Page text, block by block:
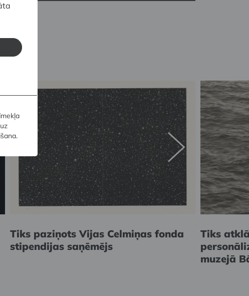
Tiks paziņots Vijas Celmiņas fonda
stipendijas saņēmējs
Tiks
muzejā